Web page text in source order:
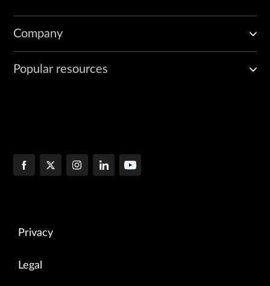
Company
Popular resources
Privacy
Legal